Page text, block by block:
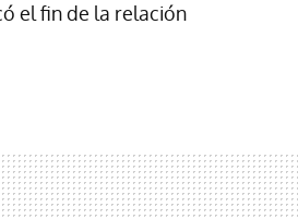
el fin de la relación